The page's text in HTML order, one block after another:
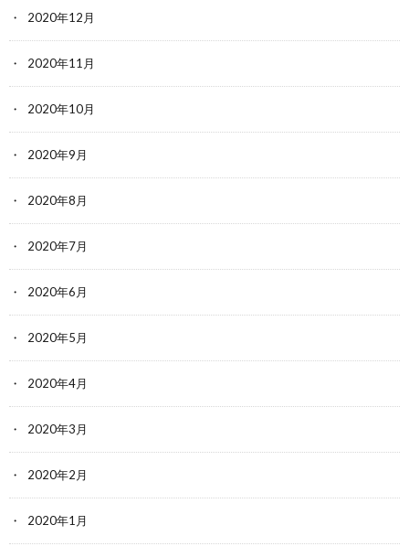
2020年12月
2020年11月
2020年10月
2020年9月
2020年8月
2020年7月
2020年6月
2020年5月
2020年4月
2020年3月
2020年2月
2020年1月